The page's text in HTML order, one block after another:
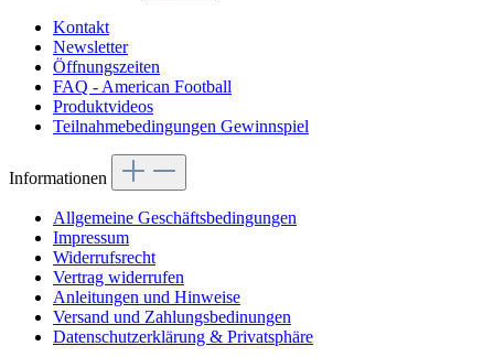
Kontakt
Newsletter
Öffnungszeiten
FAQ - American Football
Produktvideos
Teilnahmebedingungen Gewinnspiel
Informationen
Allgemeine Geschäftsbedingungen
Impressum
Widerrufsrecht
Vertrag widerrufen
Anleitungen und Hinweise
Versand und Zahlungsbedinungen
Datenschutzerklärung & Privatsphäre